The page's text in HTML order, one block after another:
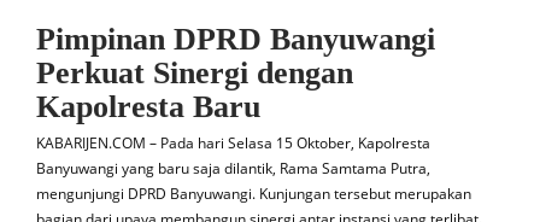
Pimpinan DPRD Banyuwangi
Perkuat Sinergi dengan
Kapolresta Baru
KABARIJEN.COM – Pada hari Selasa 15 Oktober, Kapolresta
Banyuwangi yang baru saja dilantik, Rama Samtama Putra,
mengunjungi DPRD Banyuwangi. Kunjungan tersebut merupakan